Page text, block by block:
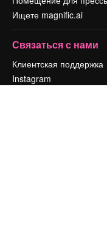
Ищете magnific.ai
Связаться с нами
Клиентская поддержка
Instagram